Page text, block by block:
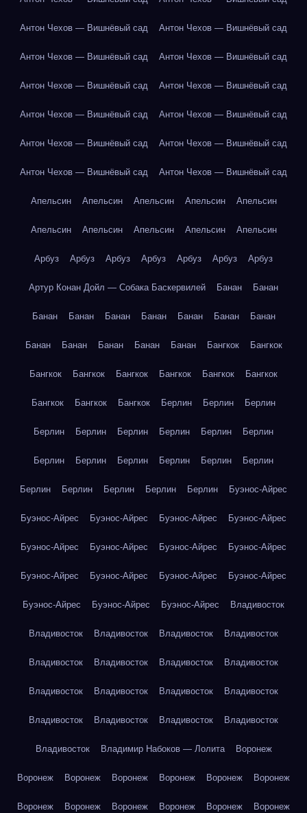
Антон Чехов — Вишнёвый сад Антон Чехов — Вишнёвый сад
Антон Чехов — Вишнёвый сад Антон Чехов — Вишнёвый сад
Антон Чехов — Вишнёвый сад Антон Чехов — Вишнёвый сад
Антон Чехов — Вишнёвый сад Антон Чехов — Вишнёвый сад
Антон Чехов — Вишнёвый сад Антон Чехов — Вишнёвый сад
Антон Чехов — Вишнёвый сад Антон Чехов — Вишнёвый сад
Апельсин Апельсин Апельсин Апельсин Апельсин
Апельсин Апельсин Апельсин Апельсин Апельсин
Арбуз Арбуз Арбуз Арбуз Арбуз Арбуз Арбуз
Артур Конан Дойл — Собака Баскервилей Банан Банан
Банан Банан Банан Банан Банан Банан Банан
Банан Банан Банан Банан Банан Бангкок Бангкок
Бангкок Бангкок Бангкок Бангкок Бангкок Бангкок
Бангкок Бангкок Бангкок Берлин Берлин Берлин
Берлин Берлин Берлин Берлин Берлин Берлин
Берлин Берлин Берлин Берлин Берлин Берлин
Берлин Берлин Берлин Берлин Берлин Буэнос-Айрес
Буэнос-Айрес Буэнос-Айрес Буэнос-Айрес Буэнос-Айрес
Буэнос-Айрес Буэнос-Айрес Буэнос-Айрес Буэнос-Айрес
Буэнос-Айрес Буэнос-Айрес Буэнос-Айрес Буэнос-Айрес
Буэнос-Айрес Буэнос-Айрес Буэнос-Айрес Владивосток
Владивосток Владивосток Владивосток Владивосток
Владивосток Владивосток Владивосток Владивосток
Владивосток Владивосток Владивосток Владивосток
Владивосток Владивосток Владивосток Владивосток
Владивосток Владимир Набоков — Лолита Воронеж
Воронеж Воронеж Воронеж Воронеж Воронеж Воронеж
Воронеж Воронеж Воронеж Воронеж Воронеж Воронеж